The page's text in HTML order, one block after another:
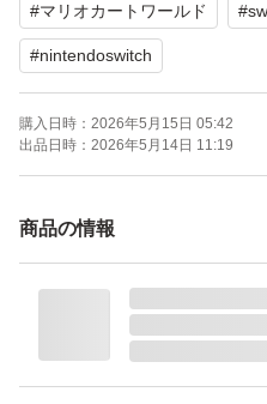
おてがる配送（日本郵便）
その他ご質問等ございまし
#マリオカートワールド #
#nintendoswitch
購入日時： 2026年5月15日 05:42
出品日時： 2026年5月14日 11:19
商品の情報